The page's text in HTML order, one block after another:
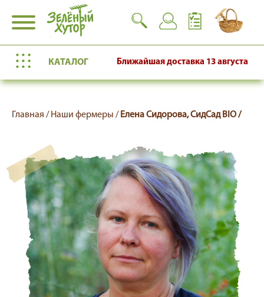
КАТАЛОГ Ближайшая доставка 13 августа
Главная / Наши фермеры / Елена Сидорова, СидСад BIO /